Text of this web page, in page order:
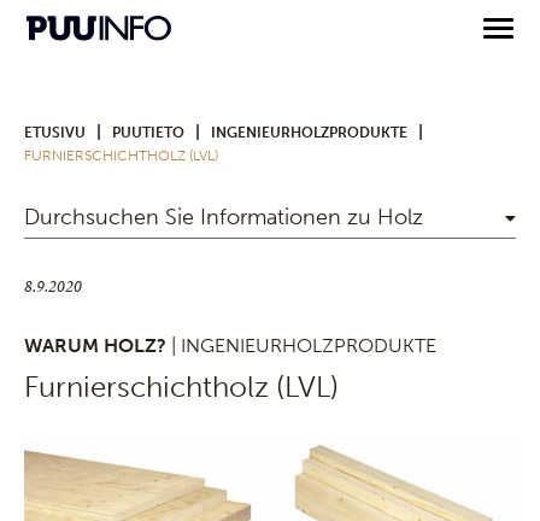
ETUSIVU PUUTIETO INGENIEURHOLZPRODUKTE
FURNIERSCHICHTHOLZ (LVL)
Durchsuchen Sie Informationen zu Holz
8.9.2020
WARUM HOLZ? | INGENIEURHOLZPRODUKTE
Furnierschichtholz (LVL)